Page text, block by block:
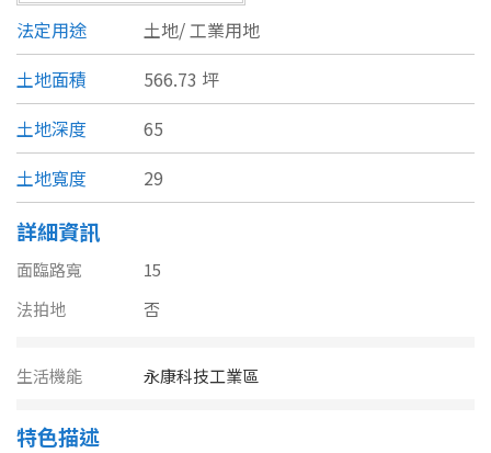
宜蘭縣
桃園市
新竹市
新竹縣
苗栗縣
台中市
彰化縣
類型(可複選)
不拘 公寓 電梯大樓 套房
別墅 透天厝 樓中樓 華廈
農舍 辦公 店面 工廠
廠辦
不拘
20~30 坪
法定用途 土地/工業用地
土地面積
566.73 坪
土地深度
65
土地寬度
29
詳細資訊
面臨路寬
15
法拍地
否
生活機能 永康科技工業區
特色描述